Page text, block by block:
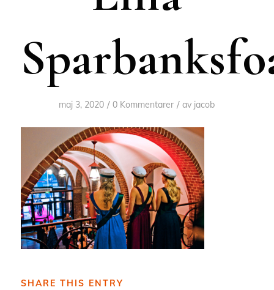
maj 3, 2020 / 0 Kommentarer / av jacob
SHARE THIS ENTRY